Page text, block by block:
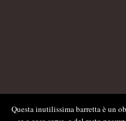
Questa inutilissima barretta è un